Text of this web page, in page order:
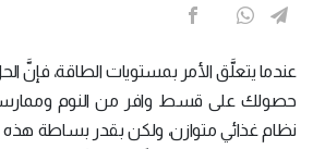
عندما يتعلَّق الأمر بمستويات الطاقة، فإنَّ
حصولك على قسط وافر من النوم وممارسة
نظام غذائي متوازن، ولكن بقدر بساطة هذه